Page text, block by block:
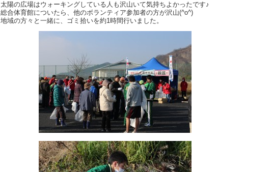
太陽の広場はウォーキングしている人も沢山いて気持ちよかったです♪
総合体育館についたら、他のボランティア参加者の方が沢山(^o^)
地域の方々と一緒に、ゴミ拾いを約1時間行いました。